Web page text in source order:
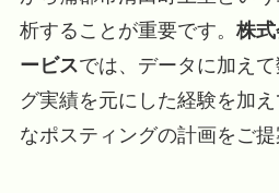
析することが重要です。 株
ービスでは、データに加え
グ実績を元にした経験を加
なポスティングの計画をご提